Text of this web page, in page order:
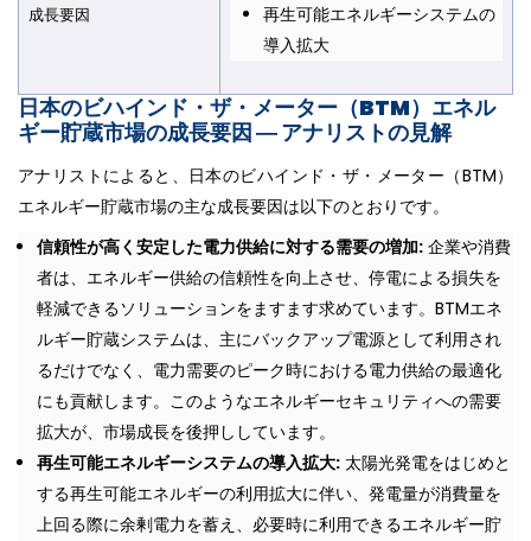
成長要因
再生可能エネルギーシステムの
導入拡大
日本のビハインド・ザ・メーター（BTM）エネル
ギー貯蔵市場の成長要因 ― アナリストの見解
アナリストによると、日本のビハインド・ザ・メーター（BTM）
エネルギー貯蔵市場の主な成長要因は以下のとおりです。
信頼性が高く安定した電力供給に対する需要の増加: 企業や消費
者は、エネルギー供給の信頼性を向上させ、停電による損失を
軽減できるソリューションをますます求めています。BTMエネ
ルギー貯蔵システムは、主にバックアップ電源として利用され
るだけでなく、電力需要のピーク時における電力供給の最適化
にも貢献します。このようなエネルギーセキュリティへの需要
拡大が、市場成長を後押ししています。
再生可能エネルギーシステムの導入拡大: 太陽光発電をはじめと
する再生可能エネルギーの利用拡大に伴い、発電量が消費量を
上回る際に余剰電力を蓄え、必要時に利用できるエネルギー貯